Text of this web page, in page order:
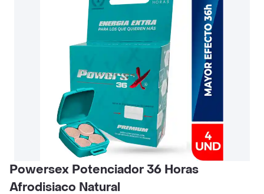
Powersex Potenciador 36 Horas
Afrodisiaco Natural